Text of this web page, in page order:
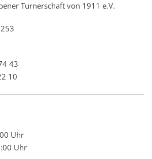
Turnerschaft von 1911 e.V.
43
10
Uhr
Uhr